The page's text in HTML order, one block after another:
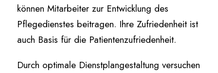
können Mitarbeiter zur Entwicklung des
Pflegedienstes beitragen. Ihre Zufriedenheit ist
auch Basis für die Patientenzufriedenheit.
Durch optimale Dienstplangestaltung versuchen